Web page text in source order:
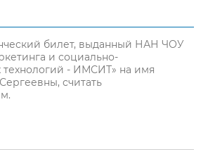
билет, выданный НАН ЧОУ
и социально-
- ИМСИТ» на имя
считать